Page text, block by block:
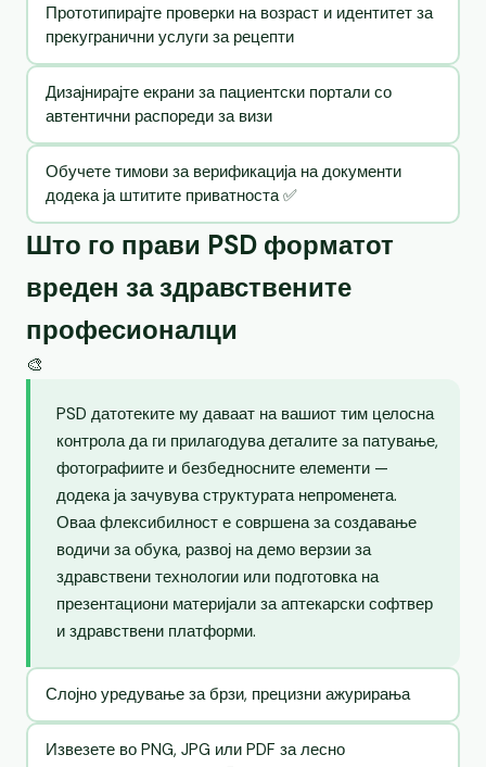
Прототипирајте проверки на возраст и идентитет за
прекугранични услуги за рецепти
Дизајнирајте екрани за пациентски портали со
автентични распореди за визи
Обучете тимови за верификација на документи
додека ја штитите приватноста ✅
Што го прави PSD форматот
вреден за здравствените
професионалци
🎨
PSD датотеките му даваат на вашиот тим целосна
контрола да ги прилагодува деталите за патување,
фотографиите и безбедносните елементи —
додека ја зачувува структурата непроменета.
Оваа флексибилност е совршена за создавање
водичи за обука, развој на демо верзии за
здравствени технологии или подготовка на
презентациони материјали за аптекарски софтвер
и здравствени платформи.
Слојно уредување за брзи, прецизни ажурирања
Извезете во PNG, JPG или PDF за лесно